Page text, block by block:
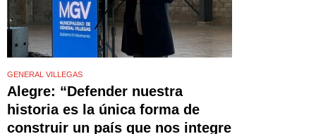
GENERAL VILLEGAS
Alegre: “Defender nuestra
historia es la única forma de
construir un país que nos integre